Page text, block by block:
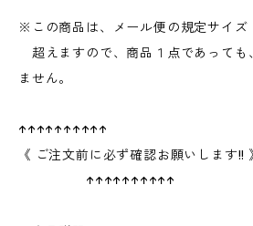
※この商品は、メール便の規定サイズ
超えますので、商品１点であっても
ません。
↑↑↑↑↑↑↑↑↑↑
《 ご注文前に必ず確認お願いします!!
↑↑↑↑↑↑↑↑↑↑